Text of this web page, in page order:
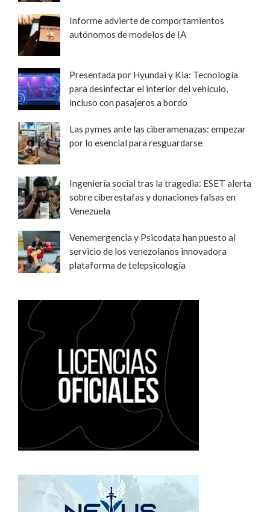
Informe advierte de comportamientos
autónomos de modelos de IA
Presentada por Hyundai y Kia: Tecnología
para desinfectar el interior del vehículo,
incluso con pasajeros a bordo
Las pymes ante las ciberamenazas: empezar
por lo esencial para resguardarse
Ingeniería social tras la tragedia: ESET alerta
sobre ciberestafas y donaciones falsas en
Venezuela
Venemergencia y Psicodata han puesto al
servicio de los venezolanos innovadora
plataforma de telepsicología